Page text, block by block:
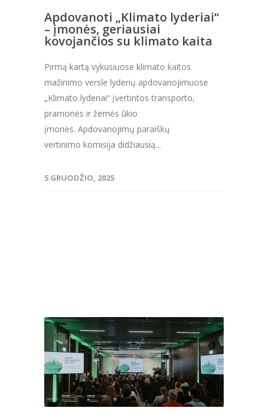
Apdovanoti „Klimato lyderiai“
– įmonės, geriausiai
kovojančios su klimato kaita
Pirmą kartą vykusiuose klimato kaitos
mažinimo versle lyderių apdovanojimuose
„Klimato lyderiai“ įvertintos transporto,
pramonės ir žemės ūkio
įmonės. Apdovanojimų paraiškų
vertinimo komisija didžiausią...
5 GRUODŽIO, 2025